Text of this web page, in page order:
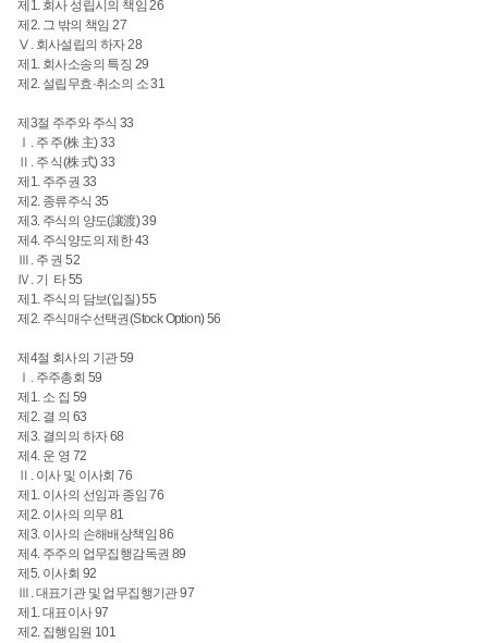
제1. 회사 성립시의 책임 26
제2. 그 밖의 책임27
Ⅴ. 회사설립의 하자 28
제1. 회사소송의 특징 29
제2. 설립무효·취소의 소31
제3절 주주와 주식 33
Ⅰ. 주 주(株 主) 33
Ⅱ. 주 식(株 式) 33
제1. 주주권 33
제2. 종류주식 35
제3. 주식의 양도(讓渡) 39
제4. 주식양도의 제한 43
Ⅲ. 주 권52
Ⅳ. 기 타55
제1. 주식의 담보(입질) 55
제2. 주식매수선택권(Stock Option) 56
제4절 회사의 기관59
Ⅰ. 주주총회 59
제1. 소 집 59
제2. 결 의 63
제3. 결의의 하자 68
제4. 운 영 72
Ⅱ. 이사 및 이사회76
제1. 이사의 선임과 종임76
제2. 이사의 의무 81
제3. 이사의 손해배상책임 86
제4. 주주의 업무집행감독권 89
제5. 이사회 92
Ⅲ. 대표기관 및 업무집행기관97
제1. 대표이사 97
제2. 집행임원 101